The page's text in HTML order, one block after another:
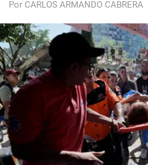
Por CARLOS ARMANDO CABRERA